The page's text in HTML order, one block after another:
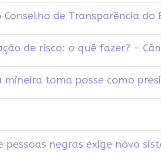
Conselho de Transparência do
de risco: o quê fazer? -
toma posse como
pessoas negras exige novo